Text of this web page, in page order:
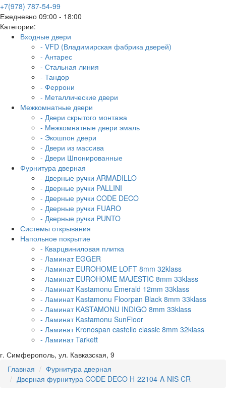
+7(978) 787-54-99
Ежедневно 09:00 - 18:00
Категории:
Входные двери
- VFD (Владимирская фабрика дверей)
- Антарес
- Стальная линия
- Тандор
- Феррони
- Металлические двери
Межкомнатные двери
- Двери скрытого монтажа
- Межкомнатные двери эмаль
- Экошпон двери
- Двери из массива
- Двери Шпонированные
Фурнитура дверная
- Дверные ручки ARMADILLO
- Дверные ручки PALLINI
- Дверные ручки CODE DECO
- Дверные ручки FUARO
- Дверные ручки PUNTO
Системы открывания
Напольное покрытие
- Кварцвиниловая плитка
- Ламинат EGGER
- Ламинат EUROHOME LOFT 8mm 32klass
- Ламинат EUROHOME MAJESTIC 8mm 33klass
- Ламинат Kastamonu Emerald 12mm 33klass
- Ламинат Kastamonu Floorpan Black 8mm 33klass
- Ламинат KASTAMONU INDIGO 8mm 33klass
- Ламинат Kastamonu SunFloor
- Ламинат Kronospan castello classic 8mm 32klass
- Ламинат Tarkett
г. Симферополь, ул. Кавказская, 9
Главная
Фурнитура дверная
Дверная фурнитура CODE DECO H-22104-A-NIS CR